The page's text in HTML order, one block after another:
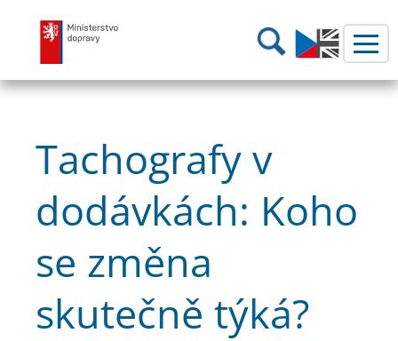
Ministerstvo dopravy Hledání
Tachografy v
dodávkách: Koho
se změna
skutečně týká?